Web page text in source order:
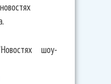
шоу-